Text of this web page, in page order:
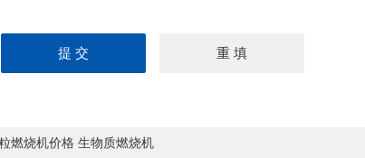
燃烧机价格 生物质燃烧机